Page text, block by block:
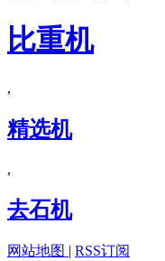
比重机
,
精选机
,
去石机
网站地图 | RSS订阅